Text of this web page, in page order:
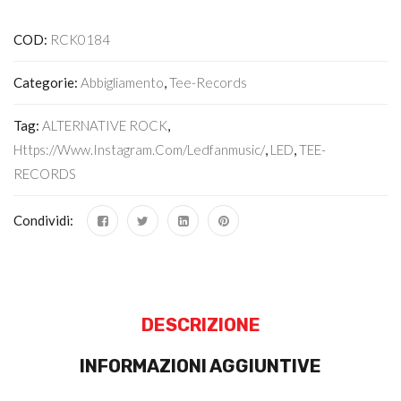
COD: RCK0184
Categorie: Abbigliamento,Tee-Records
Tag: ALTERNATIVE ROCK,
Https://www.instagram.com/ledfanmusic/, LED,TEE-
RECORDS
Condividi:
DESCRIZIONE
INFORMAZIONI AGGIUNTIVE